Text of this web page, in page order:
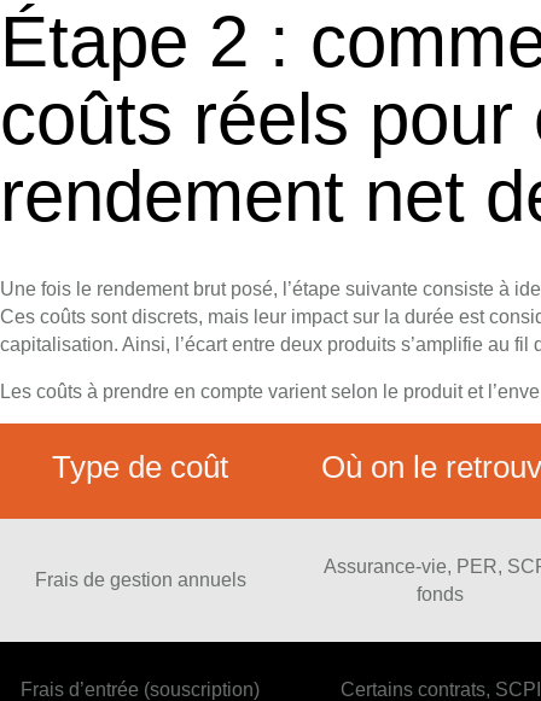
Étape 2 :
coûts réels pour
rendement net
Une fois le rendement brut posé, l’étape suivante consiste à
Ces coûts sont discrets, mais leur impact sur la durée est
capitalisation. Ainsi, l’écart entre deux produits s’amplifie au fil
Les coûts à prendre en compte varient selon le produit et
Type de coût Où on le
Frais de gestion annuels
Assurance-vie, PER,
fonds
Frais d’entrée (souscription) Certains contrats, SCPI